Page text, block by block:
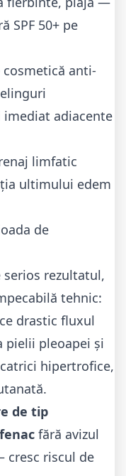
SPF 50+ pe
anti-
imediat adiacente
limfatic
ultimului edem
de
rezultatul,
tehnic:
drastic fluxul
pielii pleoapei și
hipertrofice,
de tip
fără avizul
cresc riscul de